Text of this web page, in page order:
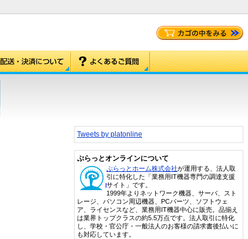
Tweets by platonline
ぷらっとオンラインについて
ぷらっとホーム株式会社が運用する、法人取
引に特化した「業務用IT機器専門の調達支援
サイト」です。
1999年よりネットワーク機器、サーバ、スト
レージ、パソコン周辺機器、PCパーツ、ソフトウェ
ア、ライセンスなど、業務用IT機器中心に販売。品揃え
は業界トップクラスの約5.5万点です。法人取引に特化
し、学校・官公庁・一般法人のお客様の請求書後払いに
も対応しています。